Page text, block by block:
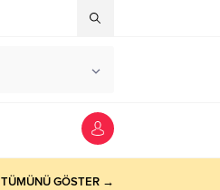
TÜMÜNÜ GÖSTER →